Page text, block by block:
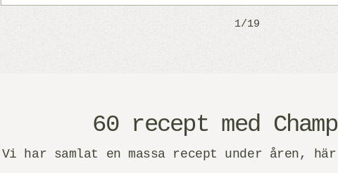
1/19
60 recept med
Vi har samlat en massa recept under åren,